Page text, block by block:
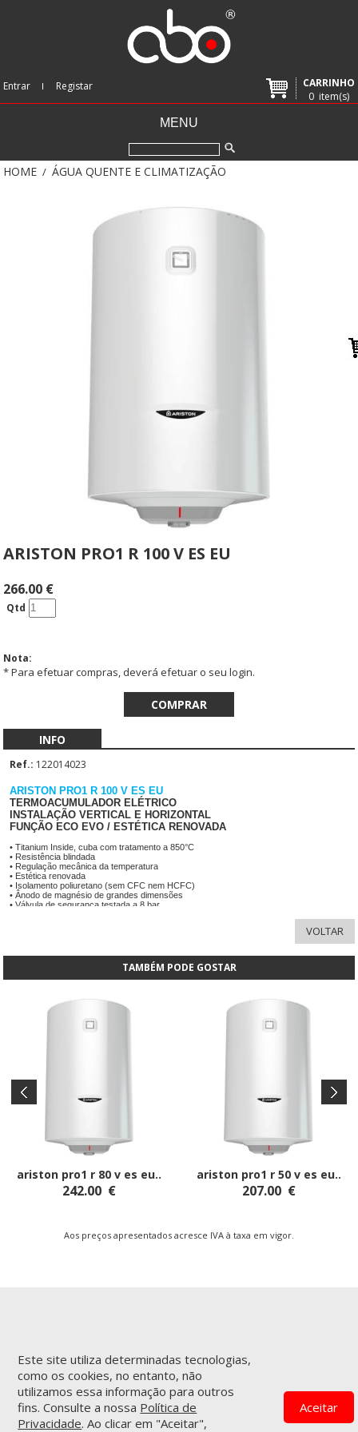
Este site utiliza determinadas tecnologias,
como os cookies, no entanto, não
utilizamos essa informação para outros
fins. Consulte a nossa Política de
Privacidade. Ao clicar em "Aceitar",
Aceitar
CARRINHO
0item(s)
Entrar Registar
MENU
HOME / ÁGUA QUENTE E CLIMATIZAÇÃO
ARISTON PRO1 R 100 V ES EU
266.00 €
Qtd
Nota:
* Para efetuar compras, deverá efetuar o seu login.
INFO
Ref.: 122014023
ARISTON PRO1 R 100 V ES EU
TERMOACUMULADOR ELÉTRICO
INSTALAÇÃO VERTICAL E HORIZONTAL
FUNÇÃO ECO EVO / ESTÉTICA RENOVADA
• Titanium Inside, cuba com tratamento a 850°C
• Resistência blindada
• Regulação mecânica da temperatura
• Estética renovada
• Isolamento poliuretano (sem CFC nem HCFC)
• Ânodo de magnésio de grandes dimensões
• Válvula de segurança testada a 8 bar
ErP: C
Perfil Consumo 100L: LTAMBÉM PODE GOSTAR
ariston pro1 r 80 v es eu..
242.00 €
ariston pro1 r 50 v es eu..
207.00 €
Aos preços apresentados acresce IVA à taxa em vigor.
INFORMAÇÕES
Empresa
Termos e Condições
Política de Privacidade
APOIO AO CLIENTE
Encomendas & Pagamentos
Serviço de entregas
Garantias & Devoluções